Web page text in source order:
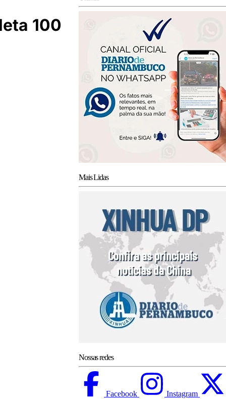
100
Mais Lidas
Nossas redes
Facebook Instagram